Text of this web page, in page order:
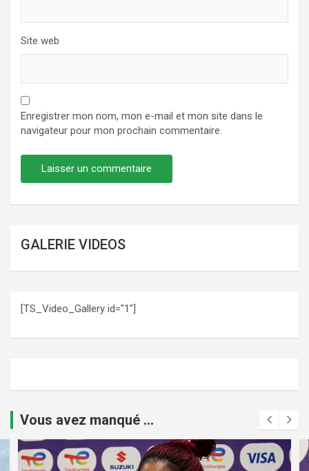
Site web
Enregistrer mon nom, mon e-mail et mon site dans le
navigateur pour mon prochain commentaire.
GALERIE VIDEOS
[TS_Video_Gallery id="1"]
Vous avez manqué ...